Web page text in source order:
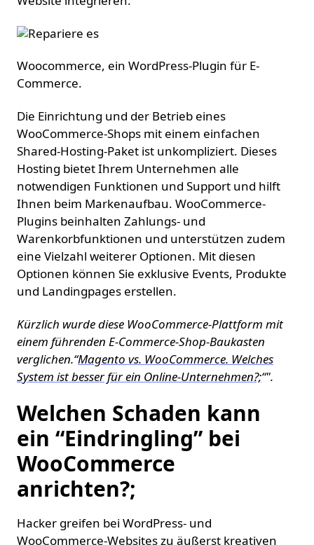
Woocommerce, ein WordPress-Plugin für E-
Commerce.
Die Einrichtung und der Betrieb eines
WooCommerce-Shops mit einem einfachen
Shared-Hosting-Paket ist unkompliziert. Dieses
Hosting bietet Ihrem Unternehmen alle
notwendigen Funktionen und Support und hilft
Ihnen beim Markenaufbau. WooCommerce-
Plugins beinhalten Zahlungs- und
Warenkorbfunktionen und unterstützen zudem
eine Vielzahl weiterer Optionen. Mit diesen
Optionen können Sie exklusive Events, Produkte
und Landingpages erstellen.
Kürzlich wurde diese WooCommerce-Plattform mit
einem führenden E-Commerce-Shop-Baukasten
verglichen.“Magento vs. WooCommerce. Welches
System ist besser für ein Online-Unternehmen?;“".
Welchen Schaden kann
ein “Eindringling” bei
WooCommerce
anrichten?;
Hacker greifen bei WordPress- und
WooCommerce-Websites zu äußerst kreativen